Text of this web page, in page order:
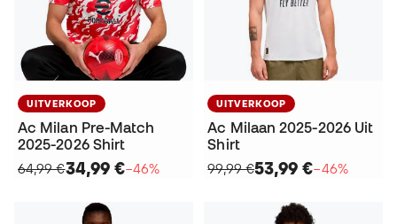
UITVERKOOP
Ac Milan Pre-Match
2025-2026 Shirt
64,99 €34,99 €−46%
UITVERKOOP
Ac Milaan 2025-2026 Uit
Shirt
99,99 €53,99 €−46%